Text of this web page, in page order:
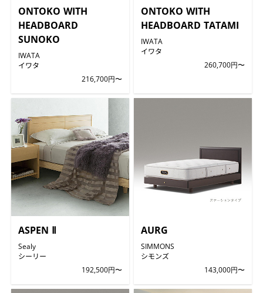
ONTOKO WITH
HEADBOARD
SUNOKO
IWATA
イワタ
216,700円〜
ONTOKO WITH
HEADBOARD TATAMI
IWATA
イワタ
260,700円〜
ASPEN Ⅱ
Sealy
シーリー
192,500円〜
AURG
SIMMONS
シモンズ
143,000円〜